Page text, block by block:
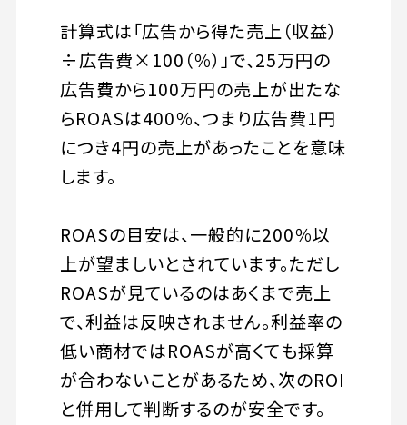
計算式は「広告から得た売上（収益）
÷広告費×100（％）」で、25万円の
広告費から100万円の売上が出たな
らROASは400％、つまり広告費1円
につき4円の売上があったことを意味
します。
ROASの目安は、一般的に200％以
上が望ましいとされています。ただし
ROASが見ているのはあくまで売上
で、利益は反映されません。利益率の
低い商材ではROASが高くても採算
が合わないことがあるため、次のROI
と併用して判断するのが安全です。